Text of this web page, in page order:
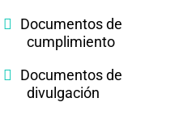
Documentos de
cumplimiento
Documentos de
divulgación